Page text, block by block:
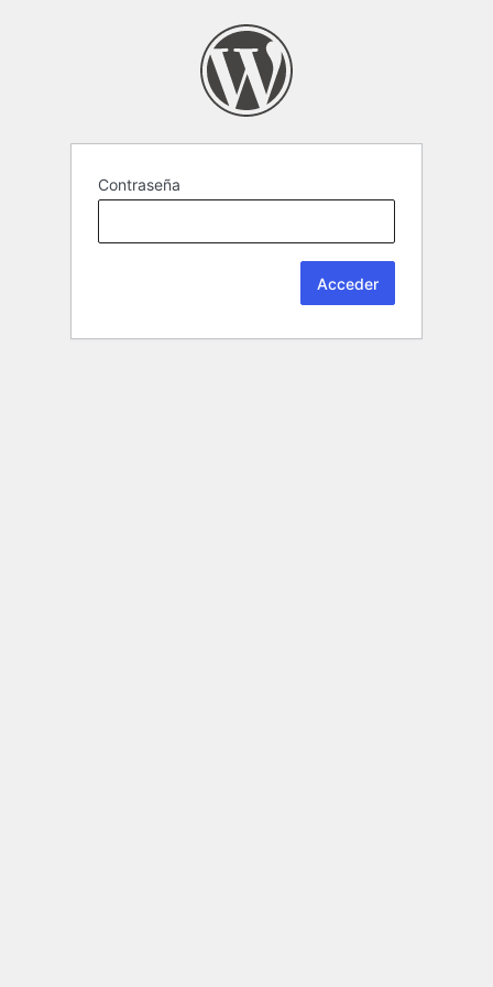
Contraseña